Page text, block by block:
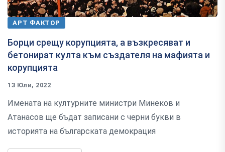
АРТ ФАКТОР
Борци срещу корупцията, а възкресяват и
бетонират култа към създателя на мафията и
корупцията
13 Юли, 2022
Имената на културните министри Минеков и
Атанасов ще бъдат записани с черни букви в
историята на българската демокрация